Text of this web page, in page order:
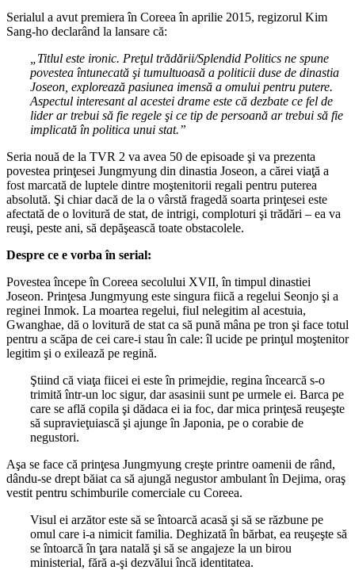
Serialul a avut premiera în Coreea în aprilie 2015, regizorul Kim
Sang-ho declarând la lansare că:
„Titlul este ironic. Preţul trădării/Splendid Politics ne spune
povestea întunecată şi tumultuoasă a politicii duse de dinastia
Joseon, explorează pasiunea imensă a omului pentru putere.
Aspectul interesant al acestei drame este că dezbate ce fel de
lider ar trebui să fie regele şi ce tip de persoană ar trebui să fie
implicată în politica unui stat.”
Seria nouă de la TVR 2 va avea 50 de episoade şi va prezenta
povestea prinţesei Jungmyung din dinastia Joseon, a cărei viaţă a
fost marcată de luptele dintre moştenitorii regali pentru puterea
absolută. Şi chiar dacă de la o vârstă fragedă soarta prinţesei este
afectată de o lovitură de stat, de intrigi, comploturi şi trădări – ea va
reuşi, peste ani, să depăşească toate obstacolele.
Despre ce e vorba în serial:
Povestea începe în Coreea secolului XVII, în timpul dinastiei
Joseon. Prinţesa Jungmyung este singura fiică a regelui Seonjo şi a
reginei Inmok. La moartea regelui, fiul nelegitim al acestuia,
Gwanghae, dă o lovitură de stat ca să pună mâna pe tron şi face totul
pentru a scăpa de cei care-i stau în cale: îl ucide pe prinţul moştenitor
legitim şi o exilează pe regină.
Ştiind că viaţa fiicei ei este în primejdie, regina încearcă s-o
trimită într-un loc sigur, dar asasinii sunt pe urmele ei. Barca pe
care se află copila şi dădaca ei ia foc, dar mica prinţesă reuşeşte
să supravieţuiască şi ajunge în Japonia, pe o corabie de
negustori.
Aşa se face că prinţesa Jungmyung creşte printre oamenii de rând,
dându-se drept băiat ca să ajungă negustor ambulant în Dejima, oraş
vestit pentru schimburile comerciale cu Coreea.
Visul ei arzător este să se întoarcă acasă şi să se răzbune pe
omul care i-a nimicit familia. Deghizată în bărbat, ea reuşeşte să
se întoarcă în ţara natală şi să se angajeze la un birou
ministerial, fără a-şi dezvălui încă identitatea.